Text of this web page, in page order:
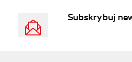
Subskrybuj